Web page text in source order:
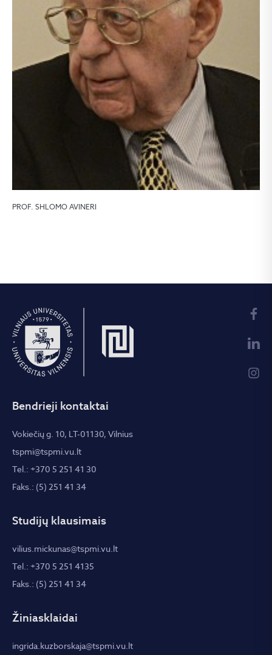
PROF. SHLOMO AVINERI
Bendrieji kontaktai
Vokiečių g. 10, LT-01130, Vilnius
tspmi@tspmi.vu.lt
Tel.: +370 5 251 41 30
Faks.: (5) 251 41 34
Studijų klausimais
vilius.mickunas@tspmi.vu.lt
Tel.: +370 5 251 4135
Faks.: (5) 251 41 34
Žiniasklaidai
ingrida.kuzborskaja@tspmi.vu.lt